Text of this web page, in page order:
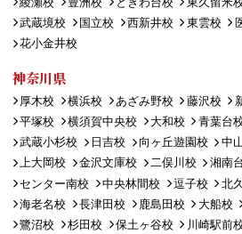
武蔵境校
国立校 西新井校 東雲校
花小金井校
神奈川県
厚木校 横浜校 あざみ野校 藤沢校
平塚校
横須賀中央校 大和校 青葉台
武蔵小杉校
日吉校 向ヶ丘遊園校 中
上大岡校
金沢文庫校 二俣川校 湘南
センター南校
中央林間校 逗子校 北
海老名校
長津田校 鹿島田校 大船校
鷺沼校
杉田校 保土ヶ谷校 川崎駅前